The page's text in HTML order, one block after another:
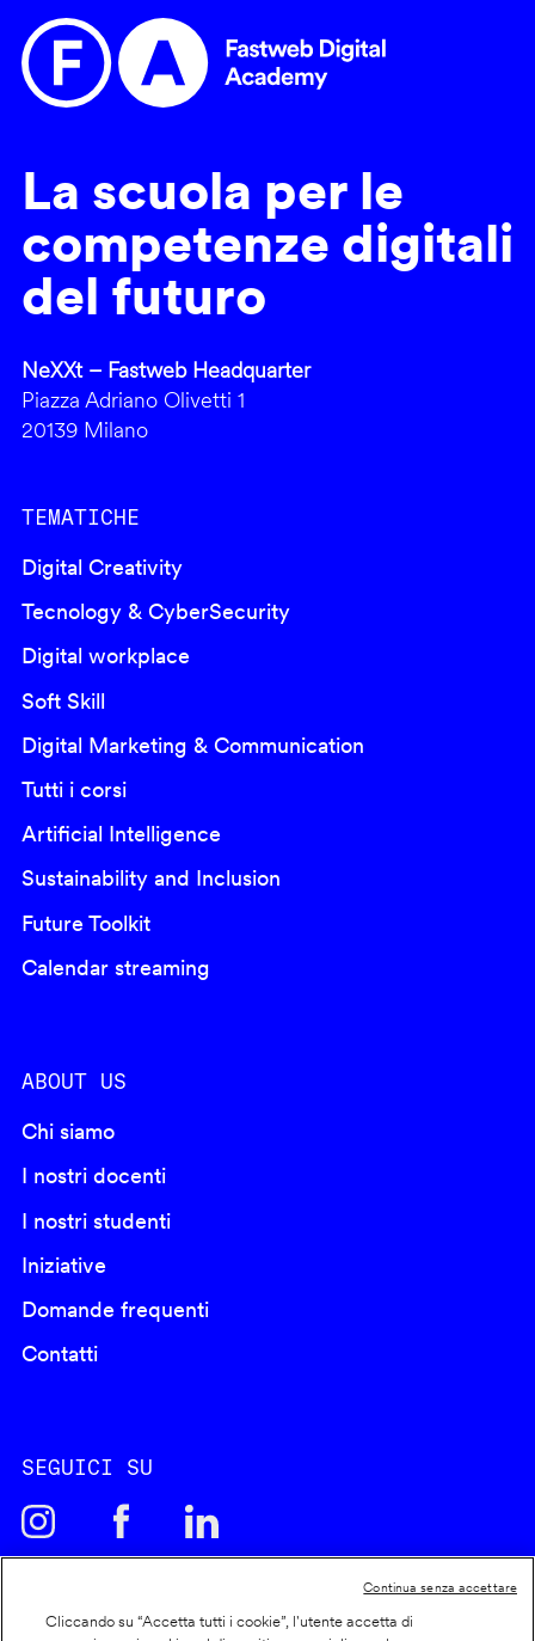
La scuola per le
competenze digitali
del futuro
NeXXt – Fastweb Headquarter
Piazza Adriano Olivetti 1
20139 Milano
TEMATICHE
Digital Creativity
Tecnology & CyberSecurity
Digital workplace
Soft Skill
Digital Marketing & Communication
Tutti i corsi
Artificial Intelligence
Sustainability and Inclusion
Future Toolkit
Calendar streaming
ABOUT US
Chi siamo
I nostri docenti
I nostri studenti
Iniziative
Domande frequenti
Contatti
SEGUICI SU
Cliccando su “Accetta tutti i cookie”, l'utente accetta di
Continua senza accettare